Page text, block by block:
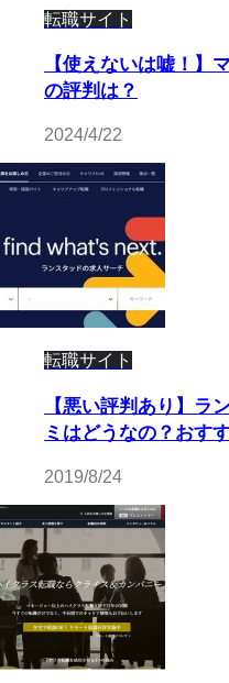
転職サイト
【使えないは嘘！】
の評判は？
2024/4/22
転職サイト
【悪い評判あり】ラ
ミはどうなの？おす
2019/8/24